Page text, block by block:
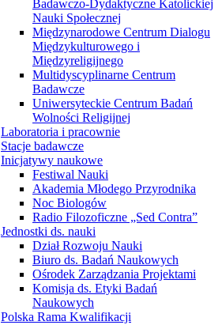
Badawczo-Dydaktyczne Katolickiej
Nauki Społecznej
Międzynarodowe Centrum Dialogu
Międzykulturowego i
Międzyreligijnego
Multidyscyplinarne Centrum
Badawcze
Uniwersyteckie Centrum Badań
Wolności Religijnej
Laboratoria i pracownie
Stacje badawcze
Inicjatywy naukowe
Festiwal Nauki
Akademia Młodego Przyrodnika
Noc Biologów
Radio Filozoficzne „Sed Contra”
Jednostki ds. nauki
Dział Rozwoju Nauki
Biuro ds. Badań Naukowych
Ośrodek Zarządzania Projektami
Komisja ds. Etyki Badań
Naukowych
Polska Rama Kwalifikacji